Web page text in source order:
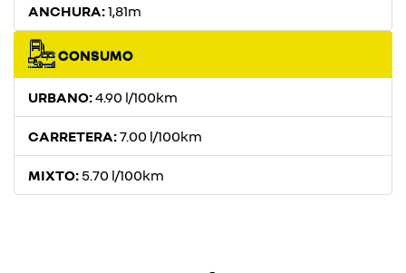
ANCHURA:1,81m
CONSUMO
URBANO:4.90 l/100km
CARRETERA:7.00 l/100km
MIXTO: 5.70 l/100km